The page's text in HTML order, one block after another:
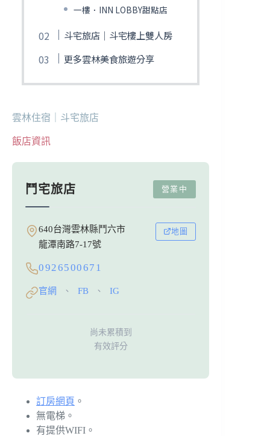
一樓．INN LOBBY甜點店
斗宅旅店｜斗宅樓上雙人房
更多雲林美食旅遊分享
雲林住宿｜斗宅旅店
飯店資訊
鬥宅旅店 營業中
640台灣雲林縣鬥六市
龍潭南路7-17號
地圖
0926500671
官網 、 FB 、 IG
尚未累積到
有效評分
訂房網頁 。
無電梯。
有提供WIFI。